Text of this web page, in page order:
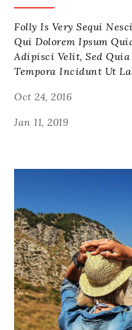
Folly Is Very Sequi
Qui Dolorem Ipsum
Adipisci Velit, Sed
Tempora Incidunt Ut
Oct 24, 2016
Jan 11, 2019